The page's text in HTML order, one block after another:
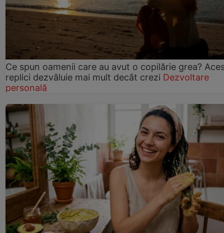
Ce spun oamenii care au avut o copilărie grea?
replici dezvăluie mai mult decât crezi Dezvoltare
personală